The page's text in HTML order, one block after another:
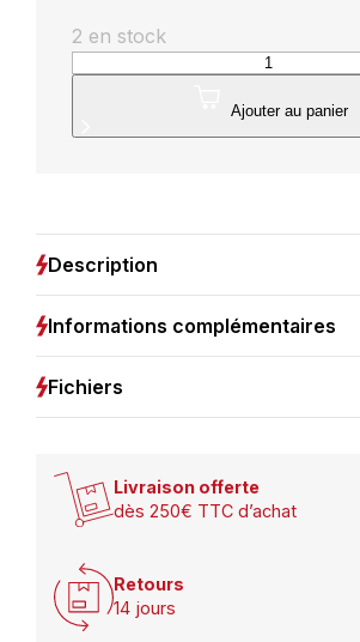
2 en stock
quantité
de
LED
en-
-
BRAYTRON
2560
Ajouter au panier
Description
Informations complémentaires
Fichiers
Livraison offerte
dès 250€ TTC d’achat
Retours
14 jours